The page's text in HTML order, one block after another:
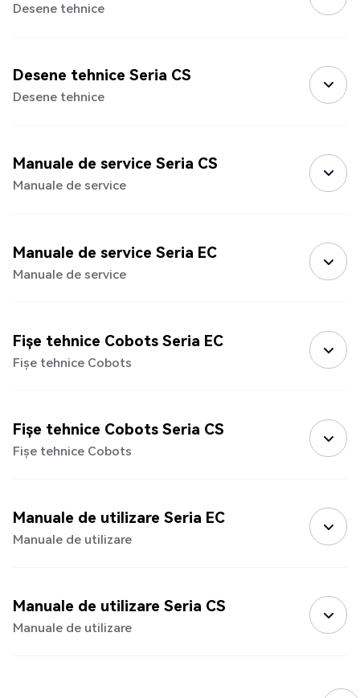
Desene tehnice
Desene tehnice Seria CS
Desene tehnice
Manuale de service Seria CS
Manuale de service
Manuale de service Seria EC
Manuale de service
Fișe tehnice Cobots Seria EC
Fișe tehnice Cobots
Fișe tehnice Cobots Seria CS
Fișe tehnice Cobots
Manuale de utilizare Seria EC
Manuale de utilizare
Manuale de utilizare Seria CS
Manuale de utilizare